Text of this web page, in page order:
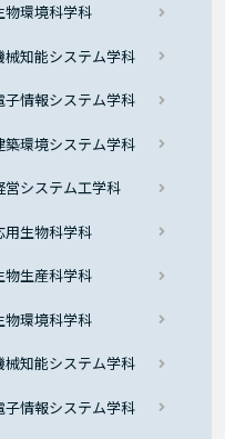
環境科学科
知能システム学科
情報システム学科
環境システム学科
システム工学科
生物科学科
生産科学科
環境科学科
知能システム学科
情報システム学科